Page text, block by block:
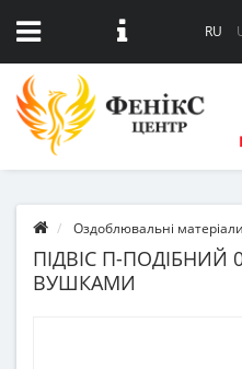
RU
Оздоблювальні матеріали
ПІДВІС П-
ВУШКАМИ